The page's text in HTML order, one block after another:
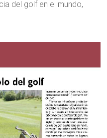
del golf en el mundo,